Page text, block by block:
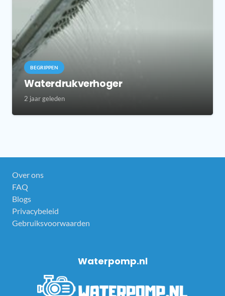
BEGRIPPEN
Waterdrukverhoger
2 jaar geleden
Over ons
FAQ
Blogs
Privacybeleid
Gebruiksvoorwaarden
Waterpomp.nl